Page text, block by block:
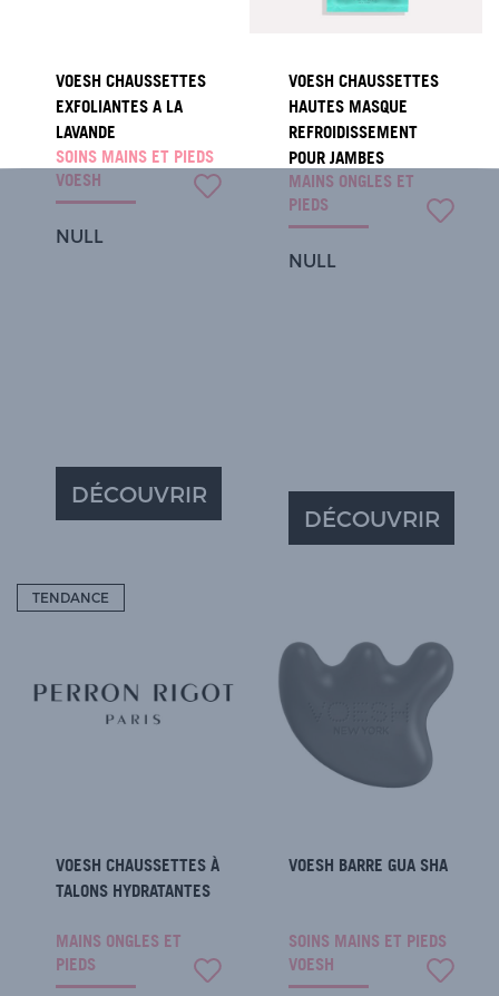
VOESH CHAUSSETTES
EXFOLIANTES A LA
LAVANDE
SOINS MAINS ET PIEDS
VOESH
NULL
DÉCOUVRIR
VOESH CHAUSSETTES
HAUTES MASQUE
REFROIDISSEMENT
POUR JAMBES
MAINS ONGLES ET
PIEDS
NULL
DÉCOUVRIR
TENDANCE
VOESH CHAUSSETTES À
TALONS HYDRATANTES
MAINS ONGLES ET
PIEDS
VOESH BARRE GUA SHA
SOINS MAINS ET PIEDS
VOESH